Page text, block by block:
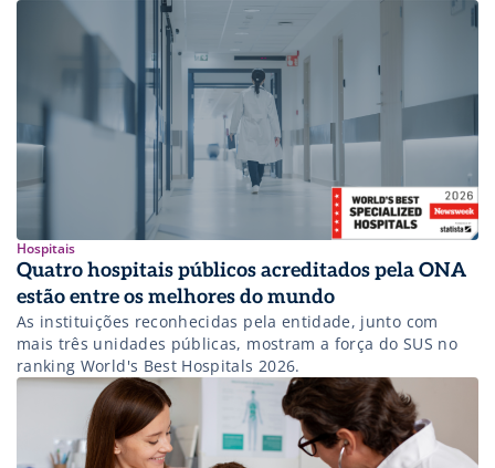
Hospitais
Quatro hospitais públicos acreditados pela ONA
estão entre os melhores do mundo
As instituições reconhecidas pela entidade, junto com
mais três unidades públicas, mostram a força do SUS no
ranking World's Best Hospitals 2026.